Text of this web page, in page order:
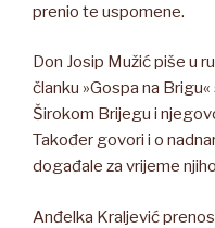
prenio te uspomene.
Don Josip Mužić piše u
članku »Gospa na
Širokom Brijegu i
Također govori i o
događale za vrijeme
Anđelka Kraljević